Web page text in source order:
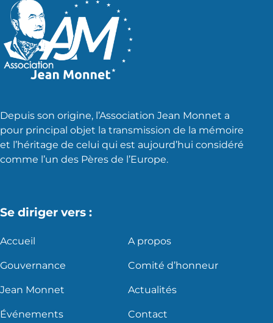
Depuis son origine, l’Association Jean Monnet a
pour principal objet la transmission de la mémoire
et l’héritage de celui qui est aujourd’hui considéré
comme l’un des Pères de l’Europe.
Se diriger vers :
Accueil A propos
Gouvernance Comité d’honneur
Jean Monnet Actualités
Événements Contact